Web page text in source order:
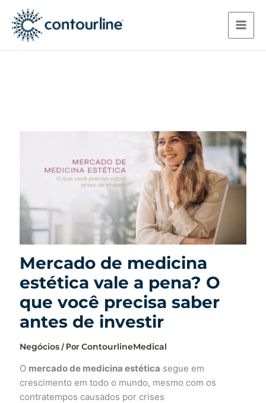
para
conteúdo
Mercado de medicina
estética vale a pena? O
que você precisa saber
antes de investir
Negócios / PorContourlineMedical
O mercado de medicina estética segue em
crescimento em todo o mundo, mesmo com os
contratempos causados por crises